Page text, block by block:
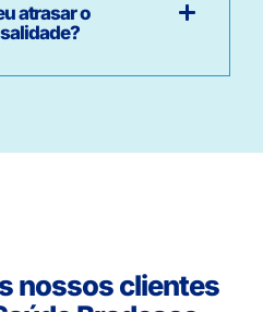
atrasar o
nossos clientes